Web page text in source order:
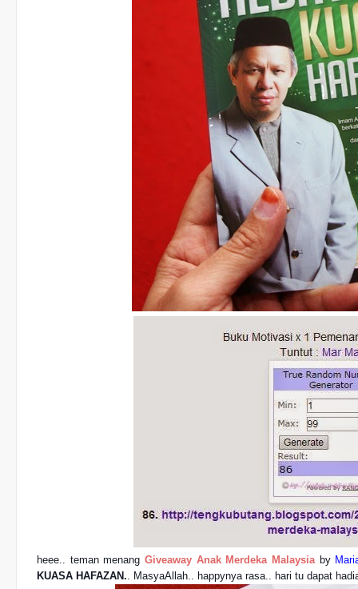
heee.. teman menang Giveaway Anak Merdeka Malaysia by
KUASA HAFAZAN.. MasyaAllah.. happynya rasa.. hari tu dapat